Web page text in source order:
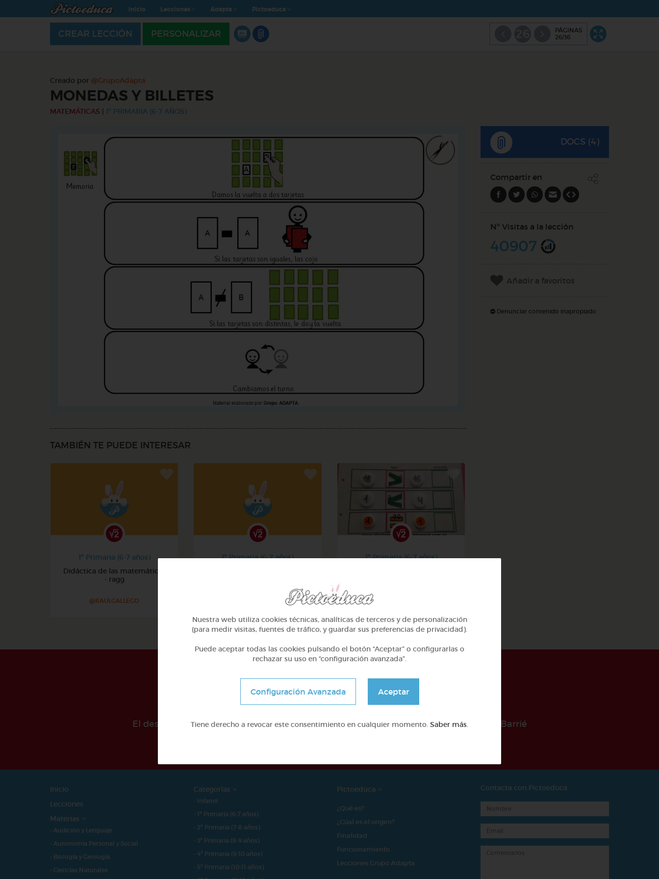
Inicio Lecciones Adapta Pictoeduca
CREAR LECCIÓN PERSONALIZAR
PÁGINAS
26/36
Creado por @GrupoAdapta
MONEDAS Y BILLETES
MATEMÁTICAS 1º PRIMARIA (6-7 AÑOS)
TAMBIÉN TE PUEDE INTERESAR
1º Primaria (6-7 años)
Didáctica de las matemáticas
- ragg
@RAULGALLEGO
1º Primaria (6-7 años)
1º Primaria (6-7 años)
DOCS (4)
Compartir en
Nº Visitas a la lección
40907
Añadir a favoritos
Denunciar contenido inapropiado
El desarollo de este proyecto ha sido posible gracias al mecenazgo de la Fundación Barrié
Inicio
Lecciones
Materias
- Audición y Lenguaje
- Autonomía Personal y Social
- Biología y Geología
- Ciencias Naturales
Categorías
- Infantil
- 1º Primaria (6-7 años)
- 2º Primaria (7-8 años)
- 3º Primaria (8-9 años)
- 4º Primaria (9-10 años)
- 5º Primaria (10-11 años)
Pictoeduca
¿Qué es?
¿Cúal es el origen?
Finalidad
Funcionamiento
Lecciones Grupo Adapta
Contacta con Pictoeduca
Nuestra web utiliza cookies técnicas, analíticas de terceros y de personalización
(para medir visitas, fuentes de tráfico, y guardar sus preferencias de privacidad).
Puede aceptar todas las cookies pulsando el botón “Aceptar” o configurarlas o
rechazar su uso en “configuración avanzada”.
Configuración Avanzada Aceptar
Tiene derecho a revocar este consentimiento en cualquier momento. Saber más.